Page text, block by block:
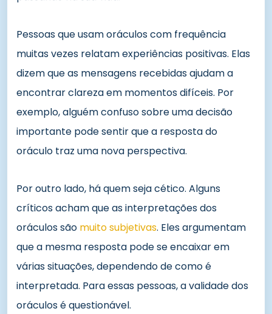
Pessoas que usam oráculos com frequência
muitas vezes relatam experiências positivas. Elas
dizem que as mensagens recebidas ajudam a
encontrar clareza em momentos difíceis. Por
exemplo, alguém confuso sobre uma decisão
importante pode sentir que a resposta do
oráculo traz uma nova perspectiva.
Por outro lado, há quem seja cético. Alguns
críticos acham que as interpretações dos
oráculos são muito subjetivas. Eles argumentam
que a mesma resposta pode se encaixar em
várias situações, dependendo de como é
interpretada. Para essas pessoas, a validade dos
oráculos é questionável.